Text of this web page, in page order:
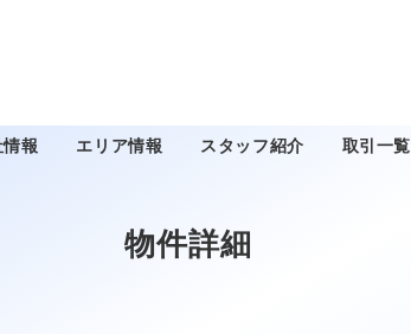
報 エリア情報 スタッフ紹介 取引一覧
物件詳細